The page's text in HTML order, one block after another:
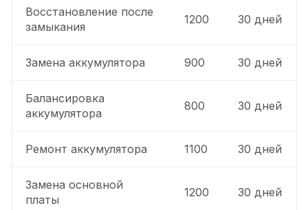
Восстановление после
замыкания
1200 30 дней
Замена аккумулятора 900 30 дней
Балансировка
аккумулятора
800 30 дней
Ремонт аккумулятора 1100 30 дней
Замена основной
платы
1200 30 дней